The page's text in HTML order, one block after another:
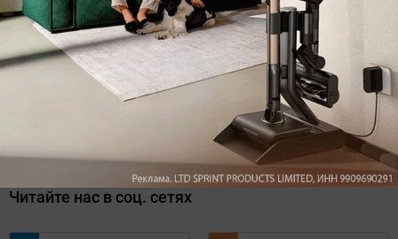
Подписаться
Нажимая кнопку подписаться, вы соглашаетесь
Политикой конфиденциальности
Читайте нас в соц. сетях